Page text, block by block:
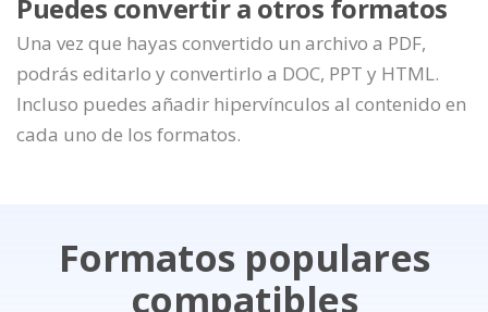
Puedes convertir a otros formatos
Una vez que hayas convertido un archivo a PDF,
podrás editarlo y convertirlo a DOC, PPT y HTML.
Incluso puedes añadir hipervínculos al contenido en
cada uno de los formatos.
Formatos populares
compatibles